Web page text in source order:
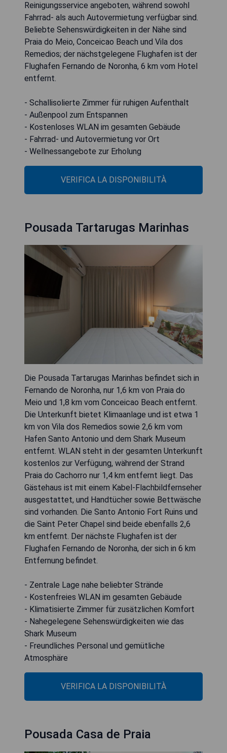
Reinigungsservice angeboten, während sowohl
Fahrrad- als auch Autovermietung verfügbar sind.
Beliebte Sehenswürdigkeiten in der Nähe sind
Praia do Meio, Conceicao Beach und Vila dos
Remedios; der nächstgelegene Flughafen ist der
Flughafen Fernando de Noronha, 6 km vom Hotel
entfernt.
- Schallisolierte Zimmer für ruhigen Aufenthalt
- Außenpool zum Entspannen
- Kostenloses WLAN im gesamten Gebäude
- Fahrrad- und Autovermietung vor Ort
- Wellnessangebote zur Erholung
VERIFICA LA DISPONIBILITÀ
Pousada Tartarugas Marinhas
Die Pousada Tartarugas Marinhas befindet sich in
Fernando de Noronha, nur 1,6 km von Praia do
Meio und 1,8 km vom Conceicao Beach entfernt.
Die Unterkunft bietet Klimaanlage und ist etwa 1
km von Vila dos Remedios sowie 2,6 km vom
Hafen Santo Antonio und dem Shark Museum
entfernt. WLAN steht in der gesamten Unterkunft
kostenlos zur Verfügung, während der Strand
Praia do Cachorro nur 1,4 km entfernt liegt. Das
Gästehaus ist mit einem Kabel-Flachbildfernseher
ausgestattet, und Handtücher sowie Bettwäsche
sind vorhanden. Die Santo Antonio Fort Ruins und
die Saint Peter Chapel sind beide ebenfalls 2,6
km entfernt. Der nächste Flughafen ist der
Flughafen Fernando de Noronha, der sich in 6 km
Entfernung befindet.
- Zentrale Lage nahe beliebter Strände
- Kostenfreies WLAN im gesamten Gebäude
- Klimatisierte Zimmer für zusätzlichen Komfort
- Nahegelegene Sehenswürdigkeiten wie das
Shark Museum
- Freundliches Personal und gemütliche
Atmosphäre
VERIFICA LA DISPONIBILITÀ
Pousada Casa de Praia